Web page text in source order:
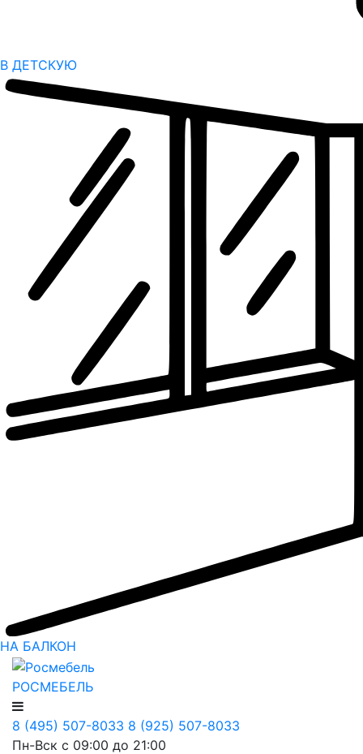
В ДЕТСКУЮ
НА БАЛКОН
РОСМЕБЕЛЬ
8 (495) 507-8033 8 (925) 507-8033
Пн-Вск с 09:00 до 21:00